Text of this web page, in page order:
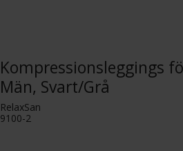
Kompressionsleggings
Män, Svart/Grå
RelaxSan
9100-2